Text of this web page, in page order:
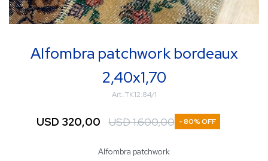
Alfombra patchwork bordeaux
2,40x1,70
TK12.84/1
USD 320,00 USD1.600,00 80
Alfombra patchwork